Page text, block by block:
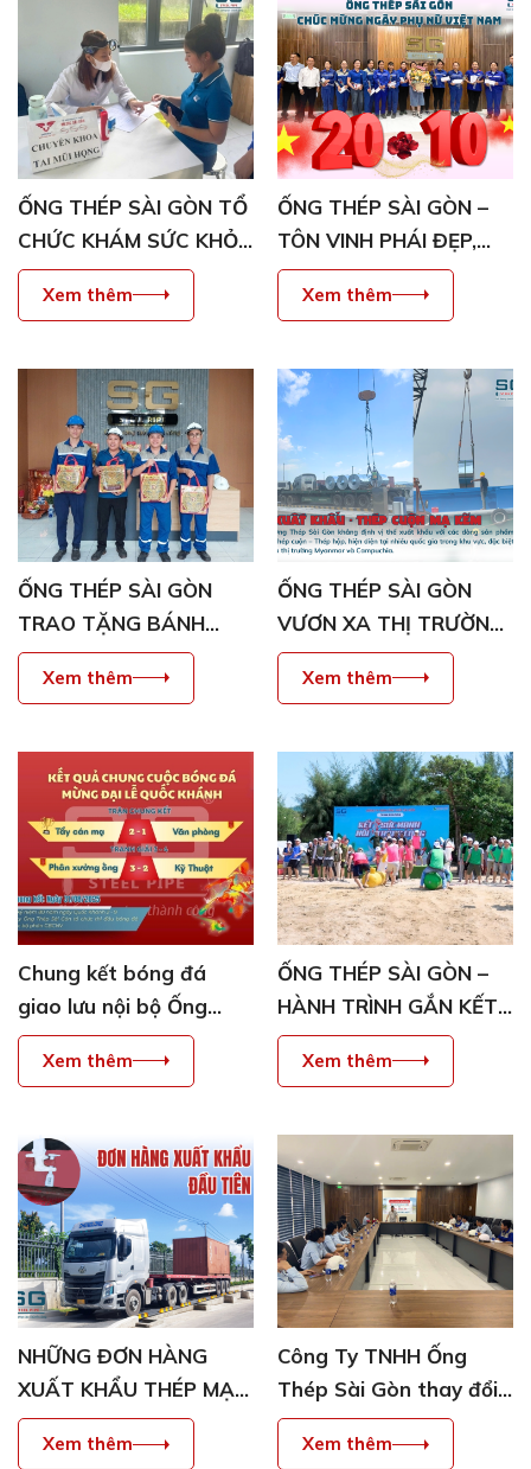
ỐNG THÉP SÀI GÒN TỔ
CHỨC KHÁM SỨC KHỎE
ĐỊNH KỲ CHO NHÂN
VIÊN
Xem thêm
ỐNG THÉP SÀI GÒN –
TÔN VINH PHÁI ĐẸP,
LAN TỎA YÊU THƯƠNG
NHÂN NGÀY PHỤ NỮ
Xem thêm
ỐNG THÉP SÀI GÒN
TRAO TẶNG BÁNH
TRUNG THU CHO NHÂN
VIÊN – LAN TỎA YÊU
2025
Xem thêm
ỐNG THÉP SÀI GÒN
VƯƠN XA THỊ TRƯỜNG
ĐÔNG NAM Á – CƠ HỘI
& THÁCH THỨC
Xem thêm
Chung kết bóng đá
giao lưu nội bộ Ống
Thép Sài Gòn – Giải 2/9
khép lại thành công rực
Xem thêm
ỐNG THÉP SÀI GÒN –
HÀNH TRÌNH GẮN KẾT
SAU COMPANY TRIP
NHA TRANG 3N2Đ
Xem thêm
NHỮNG ĐƠN HÀNG
XUẤT KHẨU THÉP MẠ
KẼM ĐẦU TIÊN TẠI NHÀ
MÁY ỐNG THÉP SÀI
Xem thêm
Công Ty TNHH Ống
Thép Sài Gòn thay đổi
vị trí cấp quản lý
Xem thêm